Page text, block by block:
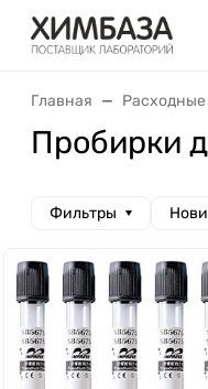
Главная
Пробирки
Фильтры